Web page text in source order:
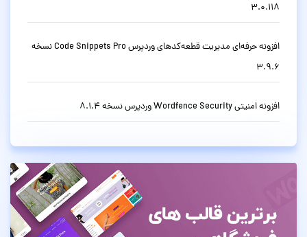
3.0.118
افزونه حرفه‌ای مدیریت قطعه‌کدهای وردپرس Code Snippets Pro نسخه
3.9.6
افزونه امنیتی Wordfence Security وردپرس نسخه 8.1.4